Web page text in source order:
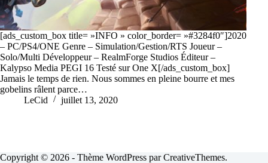
[ads_custom_box title= »INFO » color_border= »#3284f0″]2020
– PC/PS4/ONE Genre – Simulation/Gestion/RTS Joueur –
Solo/Multi Développeur – RealmForge Studios Éditeur –
Kalypso Media PEGI 16 Testé sur One X[/ads_custom_box]
Jamais le temps de rien. Nous sommes en pleine bourre et mes
gobelins râlent parce…
LeCid
juillet 13, 2020
Copyright © 2026 - Thème WordPress parCreativeThemes.